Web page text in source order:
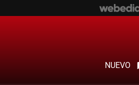
NUEVO